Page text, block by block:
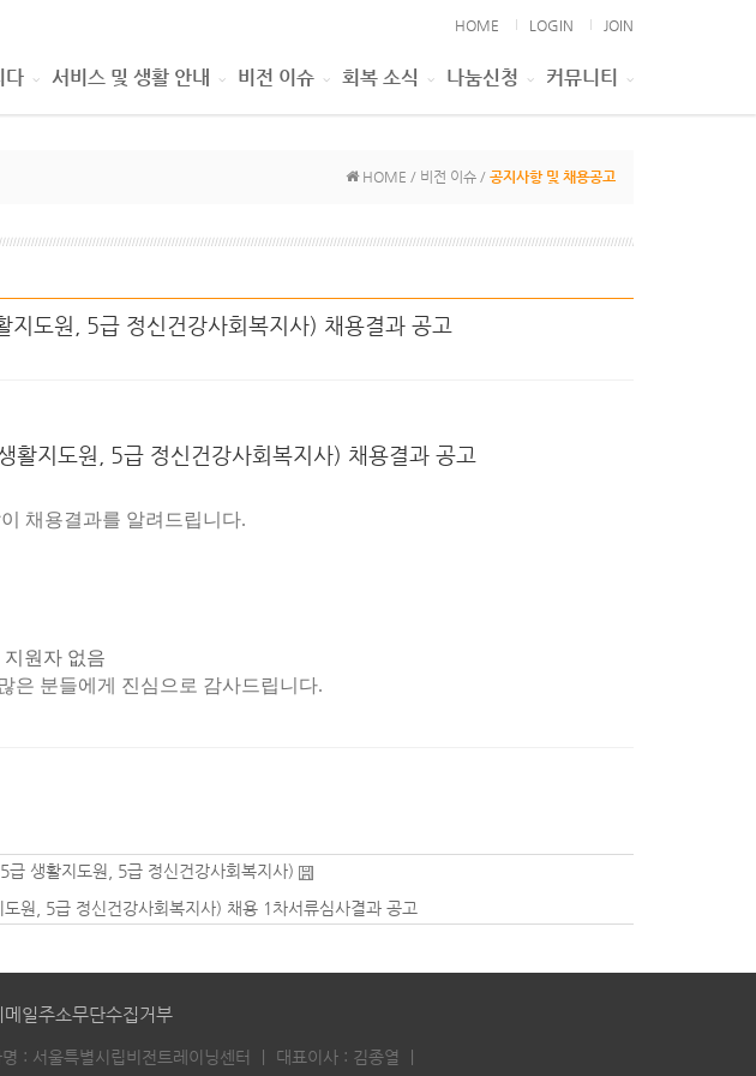
HOME LOGIN JOIN
다 서비스 및 생활 안내 비전 이슈 회복 소식 나눔신청 커뮤니티
HOME / 비전 이슈 / 공지사항 및 채용공고
도원, 5급 정신건강사회복지사) 채용결과 공고
지도원, 5급 정신건강사회복지사) 채용결과 공고
채용결과를 알려드립니다.
지원자 없음
들에게 진심으로 감사드립니다.
생활지도원, 5급 정신건강사회복지사)
원, 5급 정신건강사회복지사) 채용 1차서류심사결과 공고
메일주소무단수집거부
: 서울특별시립비전트레이닝센터 대표이사 : 김종열